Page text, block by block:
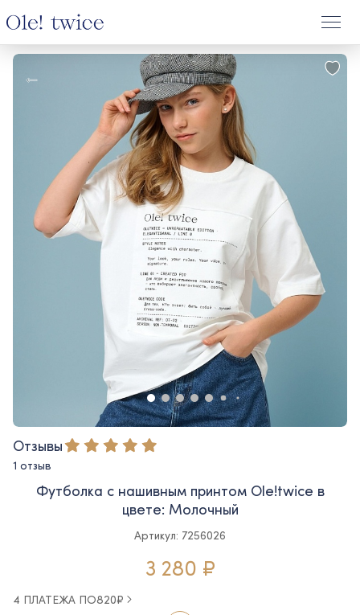
Отзывы
1 отзыв
Футболка с нашивным принтом Ole!twice в
цвете: Молочный
Артикул: 7256026
3 280 ₽
4 ПЛАТЕЖА ПО820₽